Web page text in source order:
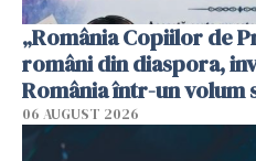
„România Copiilor de
români din diaspora,
România într-un volum
06 AUGUST 2026